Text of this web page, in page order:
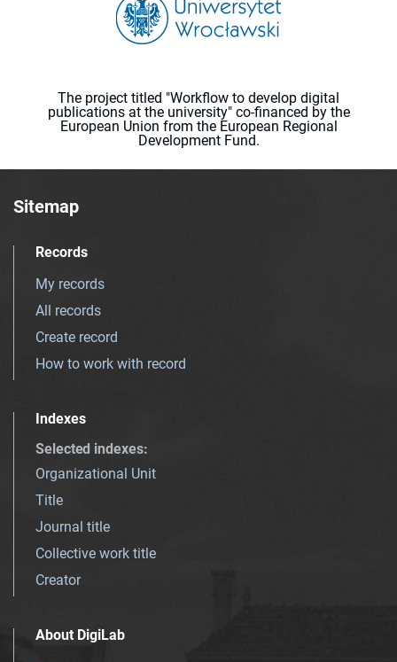
The project titled "Workflow to develop digital
publications at the university" co-financed by the
European Union from the European Regional
Development Fund.
Sitemap
Records
My records
All records
Create record
How to work with record
Indexes
Selected indexes:
Organizational Unit
Title
Journal title
Collective work title
Creator
About DigiLab